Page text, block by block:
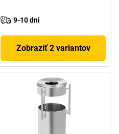
9-10 dni
Zobraziť 2 variantov